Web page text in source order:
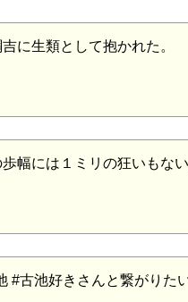
に生類として抱かれた。
幅には１ミリの狂いもない
#古池好きさんと繋がりた